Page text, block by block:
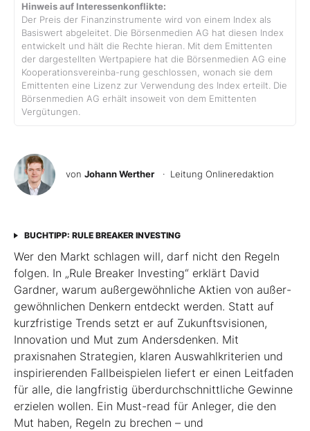
Hinweis auf Interessenkonflikte:
Der Preis der Finanzinstrumente wird von einem Index als
Basiswert abgeleitet. Die Börsenmedien AG hat diesen Index
entwickelt und hält die Rechte hieran. Mit dem Emittenten
der dargestellten Wertpapiere hat die Börsenmedien AG eine
Kooperationsvereinba-rung geschlossen, wonach sie dem
Emittenten eine Lizenz zur Verwendung des Index erteilt. Die
Börsenmedien AG erhält insoweit von dem Emittenten
Vergütungen.
von Johann Werther · Leitung Onlineredaktion
BUCHTIPP: RULE BREAKER INVESTING
Wer den Markt schlagen will, darf nicht den Regeln
folgen. In „Rule Breaker Investing“ erklärt David
Gardner, warum außergewöhnliche Aktien von außer­
gewöhnlichen Denkern entdeckt werden. Statt auf
kurzfristige Trends setzt er auf Zukunftsvisionen,
Innovation und Mut zum Andersdenken. Mit
praxisnahen Strategien, klaren Auswahlkriterien und
inspirierenden Fallbeispielen liefert er einen Leit­faden
für alle, die langfristig überdurchschnittliche Gewinne
erzielen wollen. Ein Must-read für Anleger, die den
Mut haben, Regeln zu brechen – und